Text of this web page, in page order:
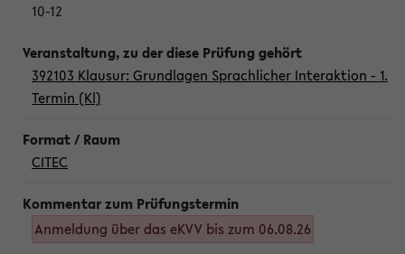
10-12
392103 Klausur: Grundlagen Sprachlicher Interaktion - 1.
Termin (Kl)
CITEC
Anmeldung über das eKVV bis zum 06.08.26